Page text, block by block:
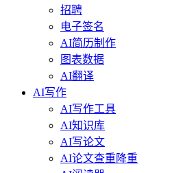
招聘
电子签名
AI简历制作
图表数据
AI翻译
AI写作
AI写作工具
AI知识库
AI写论文
AI论文查重降重